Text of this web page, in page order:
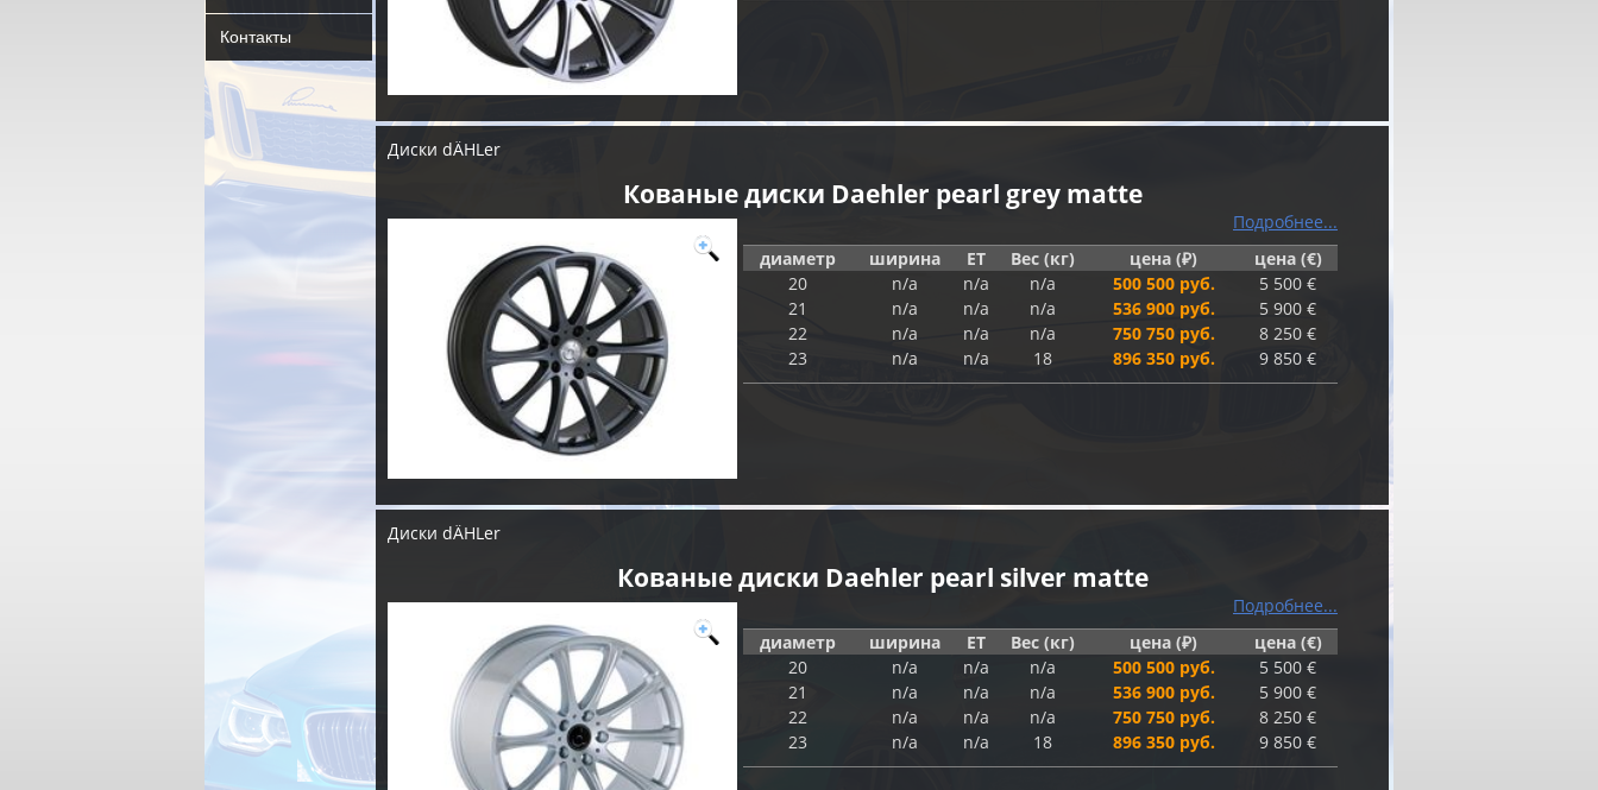
Контакты
Диски dÄHLer
Кованые диски Daehler pearl grey matte
Подробнее...
диаметр
ширина ET Вес (кг) цена (₽)
цена (€)
20
n/a n/a n/a 500 500 руб.
5 500 €
21
n/a n/a n/a 536 900 руб.
5 900 €
22
n/a n/a n/a 750 750 руб.
8 250 €
23
n/a n/a 18 896 350 руб. 9 850 €
Диски dÄHLer
Кованые диски Daehler pearl silver matte
Подробнее...
диаметр
ширина ET Вес (кг) цена (₽)
цена (€)
20
n/a n/a n/a 500 500 руб.
5 500 €
21
n/a n/a n/a 536 900 руб.
5 900 €
22
n/a n/a n/a 750 750 руб.
8 250 €
23
n/a n/a 18 896 350 руб. 9 850 €